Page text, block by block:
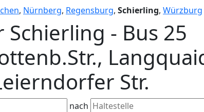
, Nürnberg, Regensburg, Schierling, Würzburg
- Bus 25
Str.
nach